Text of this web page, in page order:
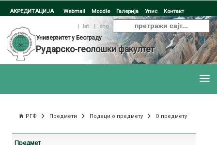
АКРЕДИТАЦИЈА Webmail Moodle Галерија Упис Контакт
| lat |
eng
Универзитет у Београду
Рударско-геолошки факултет
РГФ Предмети Подаци о предмету О предмету
Предмет